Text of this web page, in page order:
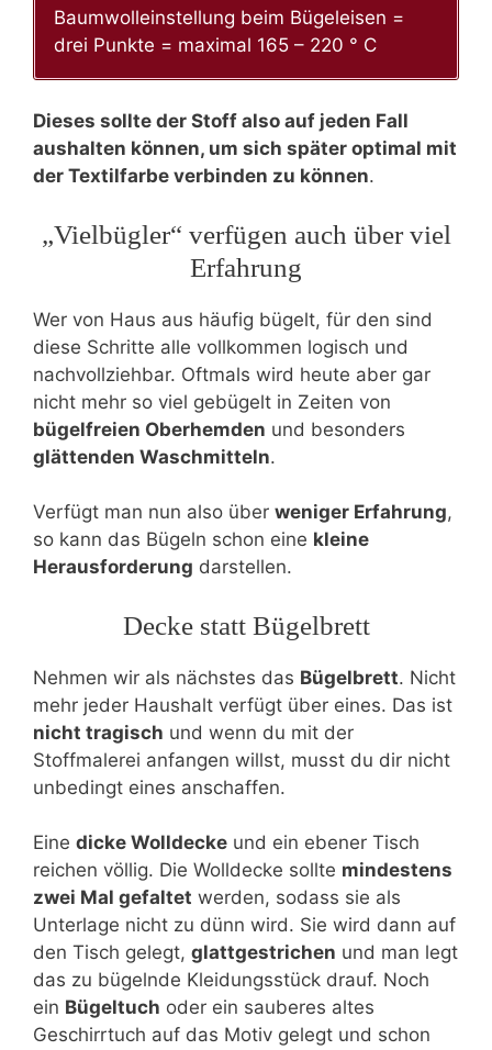
Baumwolleinstellung beim Bügeleisen =
drei Punkte = maximal 165 – 220 ° C
Dieses sollte der Stoff also auf jeden Fall
aushalten können, um sich später optimal mit
der Textilfarbe verbinden zu können.
„Vielbügler“ verfügen auch über viel
Erfahrung
Wer von Haus aus häufig bügelt, für den sind
diese Schritte alle vollkommen logisch und
nachvollziehbar. Oftmals wird heute aber gar
nicht mehr so viel gebügelt in Zeiten von
bügelfreien Oberhemden und besonders
glättenden Waschmitteln.
Verfügt man nun also über weniger Erfahrung,
so kann das Bügeln schon eine kleine
Herausforderung darstellen.
Decke statt Bügelbrett
Nehmen wir als nächstes das Bügelbrett. Nicht
mehr jeder Haushalt verfügt über eines. Das ist
nicht tragisch und wenn du mit der
Stoffmalerei anfangen willst, musst du dir nicht
unbedingt eines anschaffen.
Eine dicke Wolldecke und ein ebener Tisch
reichen völlig. Die Wolldecke sollte mindestens
zwei Mal gefaltet werden, sodass sie als
Unterlage nicht zu dünn wird. Sie wird dann auf
den Tisch gelegt, glattgestrichen und man legt
das zu bügelnde Kleidungsstück drauf. Noch
ein Bügeltuch oder ein sauberes altes
Geschirrtuch auf das Motiv gelegt und schon